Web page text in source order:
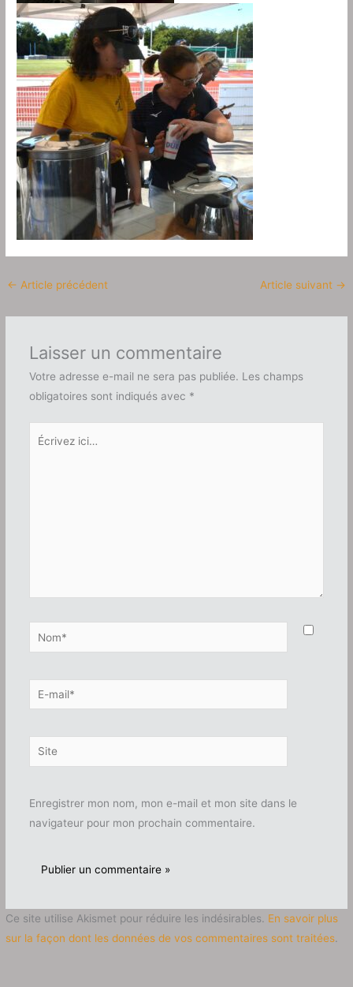
← Article précédent Article suivant →
Laisser un commentaire
Votre adresse e-mail ne sera pas publiée. Les champs
obligatoires sont indiqués avec *
Écrivez
Nom*
E-
mail*
Site
Enregistrer mon nom, mon e-mail et mon site dans le
navigateur pour mon prochain commentaire.
Ce site utilise Akismet pour réduire les indésirables. En savoir plus
sur la façon dont les données de vos commentaires sont traitées